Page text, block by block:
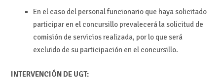
En el caso del personal funcionario que haya solicitado
participar en el concursilloprevalecerá la solicitud de
comisión de serviciosrealizada, por lo que será
excluido de su participación en el concursillo.
INTERVENCIÓN DE UGT: